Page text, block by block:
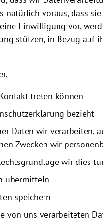
voraus, dass
Einwilligung vor,
stützen, in Bezug auf
treten können
bezieht
Daten wir verarbeiten,
Zwecken wir
wir dies
übermitteln
speichern
von uns verarbeiteten